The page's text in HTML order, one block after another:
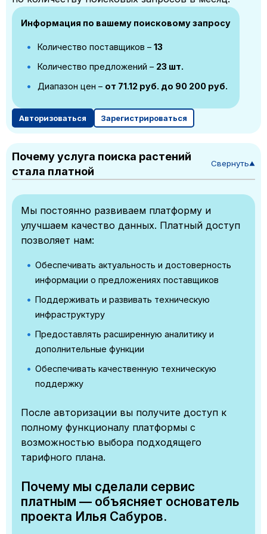
Информация по вашему поисковому запросу
Количество поставщиков – 13
Количество предложений – 23 шт.
Диапазон цен – от 71.12 руб. до 90 200 руб.
Авторизоваться Зарегистрироваться
Почему услуга поиска растений
стала платной
Свернуть▼
Мы постоянно развиваем платформу и
улучшаем качество данных. Платный доступ
позволяет нам:
Обеспечивать актуальность и достоверность
информации о предложениях поставщиков
Поддерживать и развивать техническую
инфраструктуру
Предоставлять расширенную аналитику и
дополнительные функции
Обеспечивать качественную техническую
поддержку
После авторизации вы получите доступ к
полному функционалу платформы с
возможностью выбора подходящего
тарифного плана.
Почему мы сделали сервис
платным — объясняет основатель
проекта Илья Сабуров.